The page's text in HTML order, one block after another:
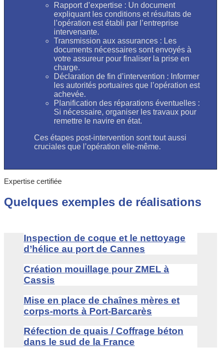
Rapport d’expertise : Un document
expliquant les conditions et résultats de
l’opération est établi par l’entreprise
intervenante.
Transmission aux assurances : Les
documents nécessaires sont envoyés à
votre assureur pour finaliser la prise en
charge.
Déclaration de fin d’intervention : Informer
les autorités portuaires que l’opération est
achevée.
Planification des réparations éventuelles :
Si nécessaire, organiser les travaux pour
remettre le navire en état.
Ces étapes post-intervention sont tout aussi
cruciales que l’opération elle-même.
Expertise certifiée
Quelques exemples de réalisations
Inspection de coque et le nettoyage
d’hélice au port de Cannes
Création mouillage pour ZMEL à
Cassis
Mise en place de chaînes mères et
corps-morts à Port-Barcarès
Réfection de quais / Coffrage béton
dans le sud de la France